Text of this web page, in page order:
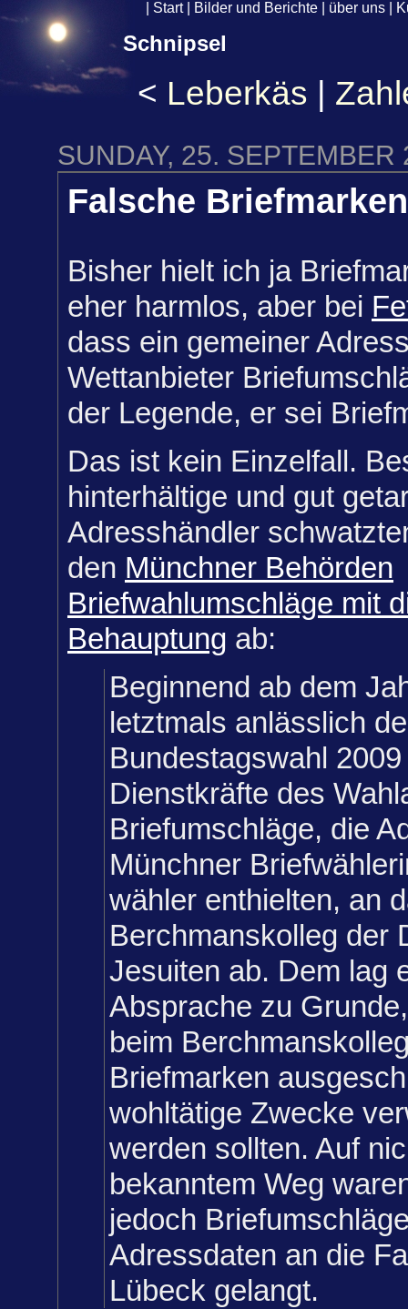
Start| Bilder und Berichte über uns
Schnipsel
< Leberkäs |
SUNDAY, 25. SEPTEMBER
Falsche
Bisher hielt ich ja
eher harmlos, aber bei
dass ein gemeiner
Wettanbieter
der Legende, er sei
Das ist kein Einzelfall.
hinterhältige und gut
Adresshändler
den Münchner Behörden
Briefwahlumschläge mit
Behauptung ab:
Beginnend ab dem
letztmals anlässlich
Bundestagswahl
Dienstkräfte des
Briefumschläge, die
Münchner
wähler enthielten, an
Berchmanskolleg der
Jesuiten ab. Dem lag
Absprache zu
beim
Briefmarken
wohltätige Zwecke
werden sollten. Auf
bekanntem Weg
jedoch
Adressdaten an die
Lübeck gelangt.